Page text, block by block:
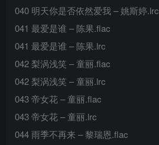
040 明天你是否依然爱我 – 姚斯婷.lrc
041 最爱是谁 – 陈果.flac
041 最爱是谁 – 陈果.lrc
042 梨涡浅笑 – 童丽.flac
042 梨涡浅笑 – 童丽.lrc
043 帝女花 – 童丽.flac
043 帝女花 – 童丽.lrc
044 雨季不再来 – 黎瑞恩.flac